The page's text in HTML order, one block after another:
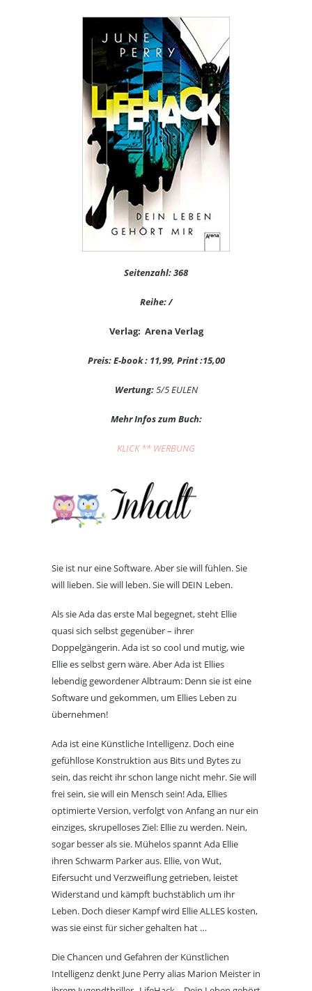
Seitenzahl: 368
Reihe: /
Verlag: Arena Verlag
Preis: E-book : 11,99, Print :15,00
Wertung:5/5 EULEN
Mehr Infos zum Buch:
KLICK ** WERBUNG
Sie ist nur eine Software. Aber sie will fühlen. Sie
will lieben. Sie will leben. Sie will DEIN Leben.
Als sie Ada das erste Mal begegnet, steht Ellie
quasi sich selbst gegenüber – ihrer
Doppelgängerin. Ada ist so cool und mutig, wie
Ellie es selbst gern wäre. Aber Ada ist Ellies
lebendig gewordener Albtraum: Denn sie ist eine
Software und gekommen, um Ellies Leben zu
übernehmen!
Ada ist eine Künstliche Intelligenz. Doch eine
gefühllose Konstruktion aus Bits und Bytes zu
sein, das reicht ihr schon lange nicht mehr. Sie will
frei sein, sie will ein Mensch sein! Ada, Ellies
optimierte Version, verfolgt von Anfang an nur ein
einziges, skrupelloses Ziel: Ellie zu werden. Nein,
sogar besser als sie. Mühelos spannt Ada Ellie
ihren Schwarm Parker aus. Ellie, von Wut,
Eifersucht und Verzweiflung getrieben, leistet
Widerstand und kämpft buchstäblich um ihr
Leben. Doch dieser Kampf wird Ellie ALLES kosten,
was sie einst für sicher gehalten hat …
Die Chancen und Gefahren der Künstlichen
Intelligenz denkt June Perry alias Marion Meister in